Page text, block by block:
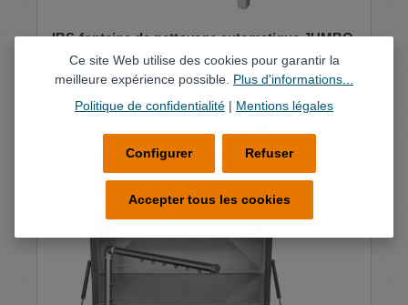
IBS-fontaine de nettoyage automatique JUMBO
115-2Ce site Web utilise des cookies pour garantir la
meilleure expérience possible. Plus d'informations...
Politique de confidentialité | Mentions légales
Refuser
Configurer
Accepter tous les cookies